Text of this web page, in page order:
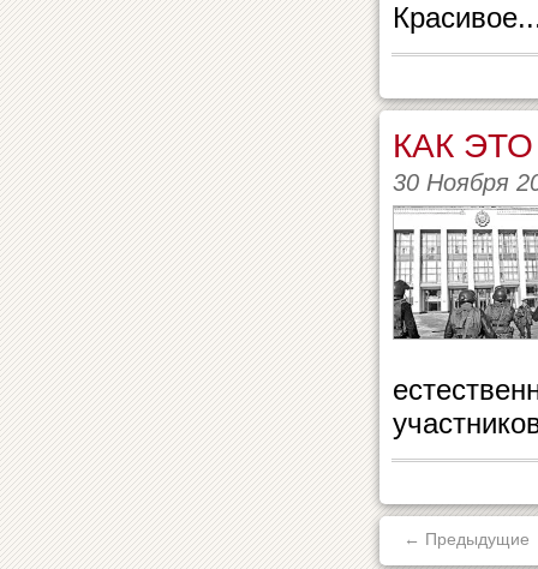
КАК
30 Ноября
← Предыдущие